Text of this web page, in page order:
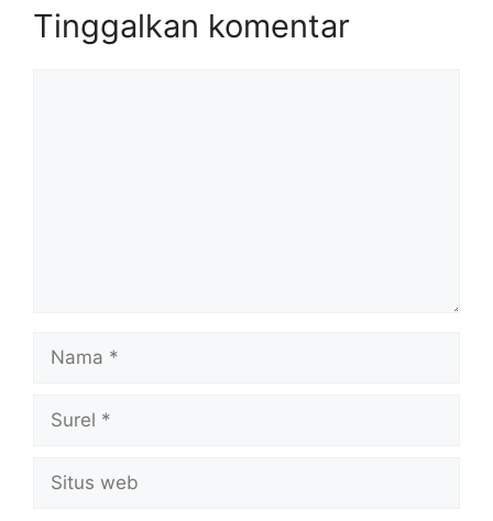
Tinggalkan komentar
Nama
Surel
Situs
web